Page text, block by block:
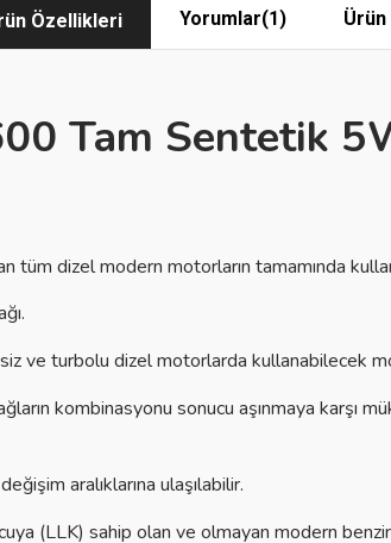
Özellikleri Yorumlar(1)
Tam Sentetik
dizel modern motorların tamamında
ve turbolu dizel motorlarda kullanabilecek
kombinasyonu sonucu aşınmaya
aralıklarına ulaşılabilir.
(LLK) sahip olan ve olmayan modern